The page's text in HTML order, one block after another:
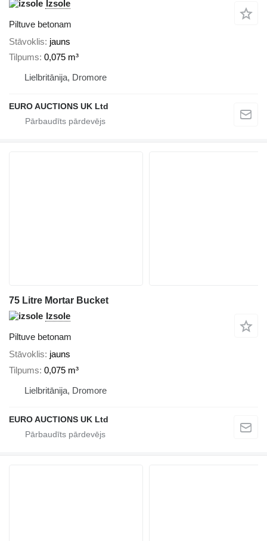
Izsole
Piltuve betonam
Stāvoklis jauns
Tilpums 0,075 m³
Lielbritānija, Dromore
EURO AUCTIONS UK Ltd
75 Litre Mortar Bucket
Izsole
Piltuve betonam
Stāvoklis jauns
Tilpums 0,075 m³
Lielbritānija, Dromore
EURO AUCTIONS UK Ltd